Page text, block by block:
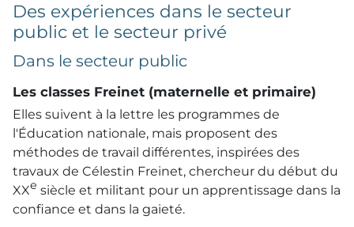
Des expériences dans le secteur
public et le secteur privé
Dans le secteur public
Les classes Freinet (maternelle et primaire)
Elles suivent à la lettre les programmes de
l'Éducation nationale, mais proposent des
méthodes de travail différentes, inspirées des
travaux de Célestin Freinet, chercheur du début du
XXe siècle et militant pour un apprentissage dans la
confiance et dans la gaieté.